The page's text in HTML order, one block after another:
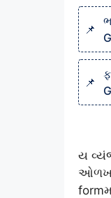
ય
ઓળખ